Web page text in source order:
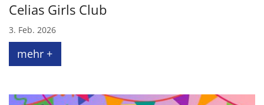
Celias Girls Club
3. Feb. 2026
mehr +